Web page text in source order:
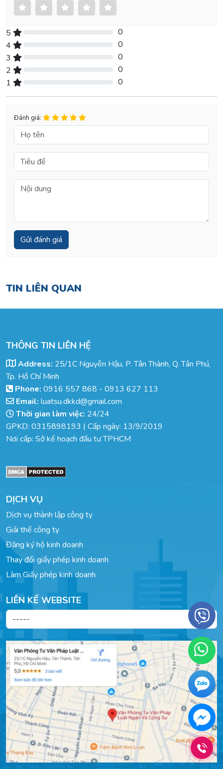
5
0
4
0
3
0
2
0
1
0
Đánh giá:
TIN LIÊN QUAN
THÔNG TIN LIÊN HỆ
Address: 25/1C Nguyễn Hậu, P. Tân Thành, Q. Tân Phú,
Tp. Hồ Chí Minh
Phone: 0916 557 868 - 0913 627 113
Email: luatsu.dkkd@gmail.com
Thời gian làm việc: 24/24
GPKD: 0315898193 | Cấp ngày: 13/9/2019
Nơi cấp: Sở kế hoạch đầu tư TPHCM
DỊCH VỤ
Dịch vụ thành lập công ty
Giải thể công ty
Đăng ký hộ kinh doanh
Thay đổi giấy phép kinh doanh
Làm Giấy phép kinh doanh
LIÊN KẾ WEBSITE